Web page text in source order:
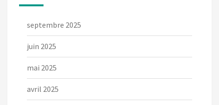
septembre 2025
juin 2025
mai 2025
avril 2025